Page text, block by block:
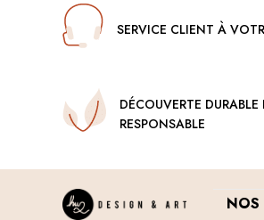
SERVICE CLIENT À
DÉCOUVERTE DURABLE
RESPONSABLE
NOS